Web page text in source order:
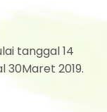
tanggal 14
30Maret 2019.